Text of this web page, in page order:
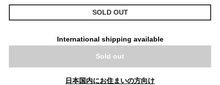
SOLD OUT
International shipping available
Sold out
日本国内にお住まいの方向け